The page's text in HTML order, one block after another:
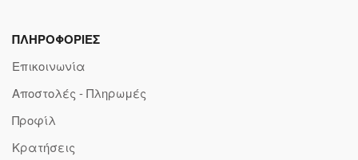
ΠΛΗΡΟΦΟΡΙΕΣ
Επικοινωνία
Αποστολές - Πληρωμές
Προφίλ
Κρατήσεις